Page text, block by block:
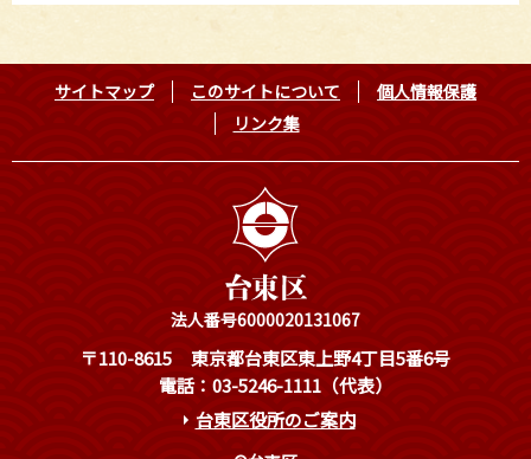
サイトマップ このサイトについて
個人情報保護
リンク集
法人番号6000020131067
〒110-8615
東京都台東区東上野4丁目5番6号
電話：03-5246-1111（代表）
台東区役所のご案内